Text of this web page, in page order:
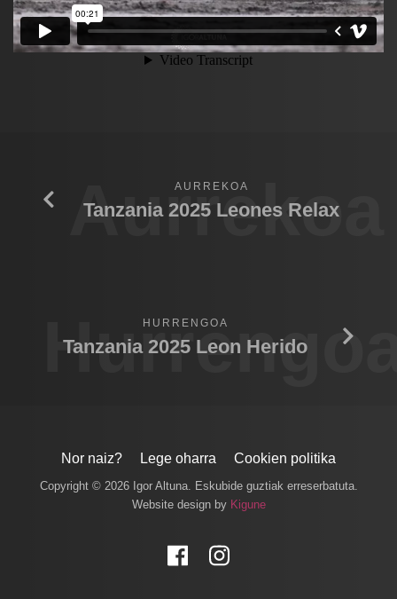
Aurrekoa
AURREKOA
Tanzania 2025 Leones Relax
HURRENGOA
Tanzania 2025 Leon Herido
Nor naiz? Lege oharra Cookien politika
Copyright © 2026 Igor Altuna. Eskubide guztiak erreserbatuta.
Website design by Kigune
Facebook
Instagram